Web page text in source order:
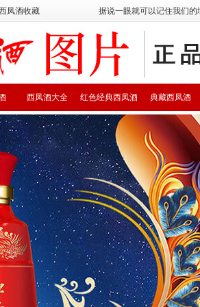
凤酒收藏 据说一眼就可以记住我们
典藏西凤酒
红色经典西凤酒
西凤酒大全